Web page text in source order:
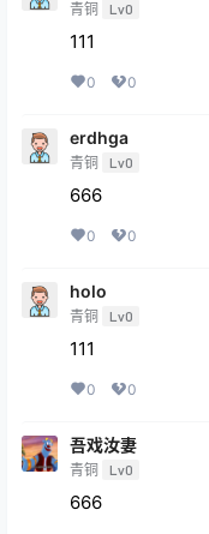
青铜 Lv0
111
0 0
erdhga
青铜 Lv0
666
0 0
holo
青铜 Lv0
111
0 0
吾戏汝妻
青铜 Lv0
666